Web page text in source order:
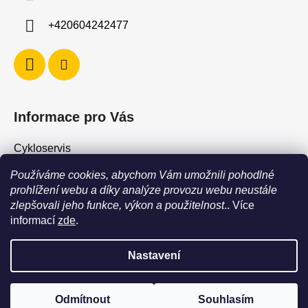
Používáme cookies, abychom Vám umožnili pohodlné
prohlížení webu a díky analýze provozu webu neustále
zlepšovali jeho funkce, výkon a použitelnost.. Více
informací zde.
Nastavení
Odmítnout Souhlasím
POZOR - stav zboží SKLADEM neodpovídá stavu na prodejně. Při
objednání zboží s vyzvednutím na prodejně vždy vyčkejte na
výzvu, že je zboží připraveno k vyzvednutí. Dostupnost zboží na
+420604242477
Informace pro Vás
Cykloservis
Skiservis
Obchodní podmínky
Podmínky ochrany osobních údajů
Vytvořil Shoptet
Copyright 2026Force Shop - Cyklo Hostivař. Všechna